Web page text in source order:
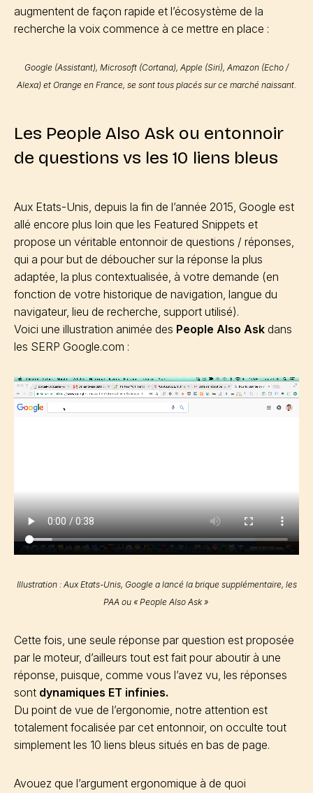
augmentent de façon rapide et l’écosystème de la
recherche la voix commence à ce mettre en place :
Google (Assistant), Microsoft (Cortana), Apple (Siri), Amazon (Echo /
Alexa) et Orange en France, se sont tous placés sur ce marché naissant.
Les People Also Ask ou entonnoir
de questions vs les 10 liens bleus
Aux Etats-Unis, depuis la fin de l’année 2015, Google est
allé encore plus loin que les Featured Snippets et
propose un véritable entonnoir de questions / réponses,
qui a pour but de déboucher sur la réponse la plus
adaptée, la plus contextualisée, à votre demande (en
fonction de votre historique de navigation, langue du
navigateur, lieu de recherche, support utilisé).
Voici une illustration animée des People Also Ask dans
les SERP Google.com :
Illustration : Aux Etats-Unis, Google a lancé la brique supplémentaire, les
PAA ou « People Also Ask »
Cette fois, une seule réponse par question est proposée
par le moteur, d’ailleurs tout est fait pour aboutir à une
réponse, puisque, comme vous l’avez vu, les réponses
sont dynamiques ET infinies.
Du point de vue de l’ergonomie, notre attention est
totalement focalisée par cet entonnoir, on occulte tout
simplement les 10 liens bleus situés en bas de page.
Avouez que l’argument ergonomique à de quoi